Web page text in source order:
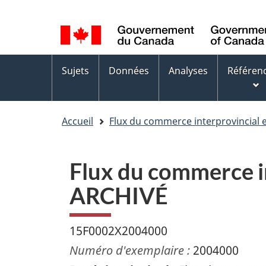
de
la
langue
Language
switcher
Menus
des
sujets
Sujets Données Analyses
Accueil Flux du commerce interprovincial
Flux du
ARCHIVÉ
15F0002X2004000
Numéro d'exemplaire : 2004000